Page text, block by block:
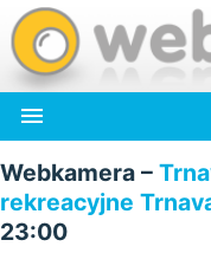

Webkamera –
rekreacyjne
23:00